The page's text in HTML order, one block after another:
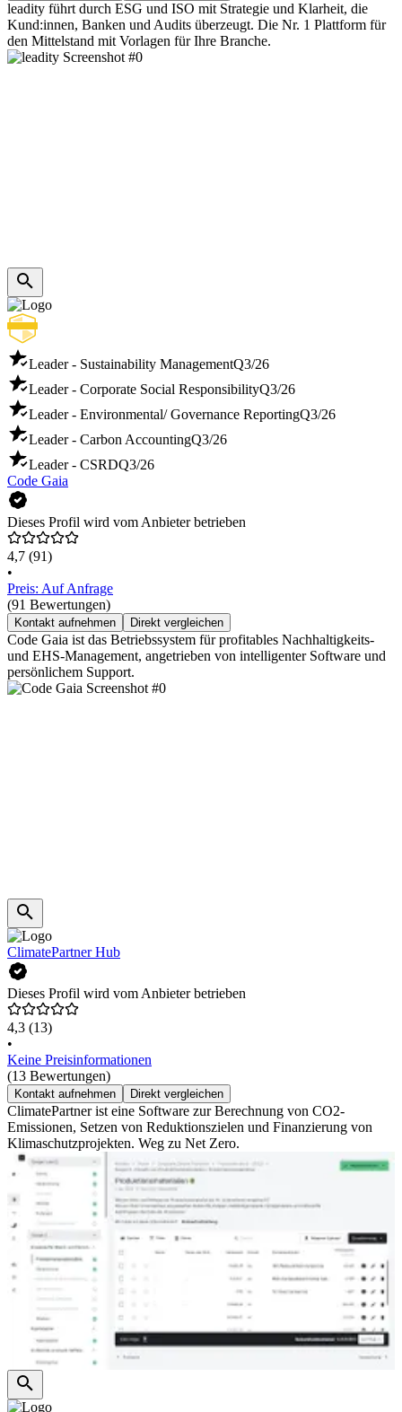
leadity führt durch ESG und ISO mit Strategie und Klarheit, die
Kund:innen, Banken und Audits überzeugt. Die Nr. 1 Plattform für
den Mittelstand mit Vorlagen für Ihre Branche.
Leader - Sustainability ManagementQ3/26
Leader - Corporate Social ResponsibilityQ3/26
Leader - Environmental/ Governance ReportingQ3/26
Leader - Carbon AccountingQ3/26
Leader - CSRDQ3/26
Code Gaia
Dieses Profil wird vom Anbieter betrieben
4,7 (91)
•
Preis: Auf Anfrage
(91 Bewertungen)
Kontakt aufnehmen Direkt vergleichen
Code Gaia ist das Betriebssystem für profitables Nachhaltigkeits-
und EHS-Management, angetrieben von intelligenter Software und
persönlichem Support.
ClimatePartner Hub
Dieses Profil wird vom Anbieter betrieben
4,3 (13)
•
Keine Preisinformationen
(13 Bewertungen)
Kontakt aufnehmen Direkt vergleichen
ClimatePartner ist eine Software zur Berechnung von CO2-
Emissionen, Setzen von Reduktionszielen und Finanzierung von
Klimaschutzprojekten. Weg zu Net Zero.